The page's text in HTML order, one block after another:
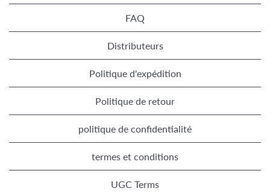
FAQ
Distributeurs
Politique d'expédition
Politique de retour
politique de confidentialité
termes et conditions
UGC Terms